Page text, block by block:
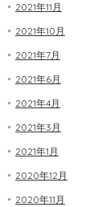
2021年11月
2021年10月
2021年7月
2021年6月
2021年4月
2021年3月
2021年1月
2020年12月
2020年11月